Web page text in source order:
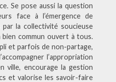
Se pose aussi la question
face à l’émergence de
la collectivité soucieuse
commun ouvert à tous.
et parfois de non-partage,
l’appropriation
ville, encourage la gestion
et valorise les savoir-faire